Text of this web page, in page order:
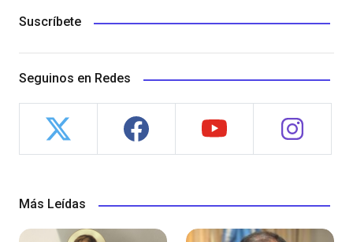
Suscríbete
Seguinos en Redes
Más Leídas